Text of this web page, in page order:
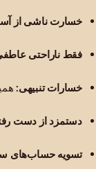
خسارت ناشی از
فقط ناراحتی
خسارات تنبیهی:
دستمزد از دست
تسویه حساب‌های